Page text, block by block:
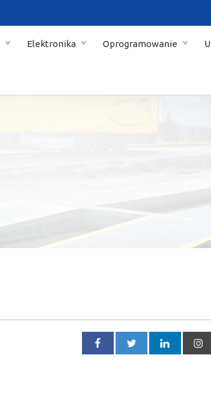
Elektronika Oprogramowanie